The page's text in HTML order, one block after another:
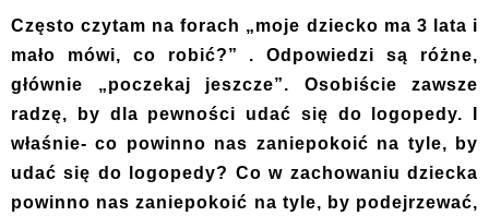
Często czytam na forach „moje dziecko ma 3 lata i
mało mówi, co robić?” . Odpowiedzi są różne,
głównie „poczekaj jeszcze”. Osobiście zawsze
radzę, by dla pewności udać się do logopedy. I
właśnie- co powinno nas zaniepokoić na tyle, by
udać się do logopedy? Co w zachowaniu dziecka
powinno nas zaniepokoić na tyle, by podejrzewać,